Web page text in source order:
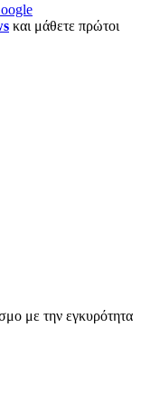
και μάθετε πρώτοι
με την εγκυρότητα